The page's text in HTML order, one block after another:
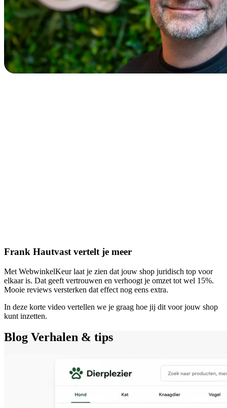
Frank Hautvast vertelt je meer
Met WebwinkelKeur laat je zien dat jouw shop juridisch top voor
elkaar is. Dat geeft vertrouwen en verhoogt je omzet tot wel 15%.
Mooie reviews versterken dat effect nog eens extra.
In deze korte video vertellen we je graag hoe jij dit voor jouw shop
kunt inzetten.
Blog Verhalen & tips